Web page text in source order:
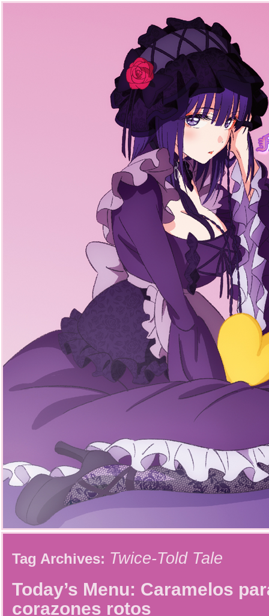
Tag Archives: Twice-Told Tale
Today’s Menu: Caramelos
corazones rotos